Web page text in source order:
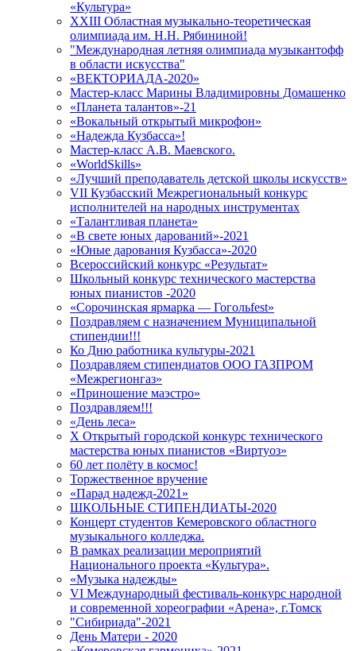
«Культура»
XXIII Областная музыкально-теоретическая
олимпиада им. Н.Н. Рябининой!
"Международная летняя олимпиада музыкантофф
в области искусства"
«ВЕКТОРИАДА-2020»
Мастер-класс Марины Владимировны Домашенко
«Планета талантов»-21
«Вокальный открытый микрофон»
«Надежда Кузбасса»!
Мастер-класс А.В. Маевского.
«WorldSkills»
«Лучший преподаватель детской школы искусств»
VII Кузбасский Межрегиональный конкурс
исполнителей на народных инструментах
«Талантливая планета»
«В свете юных дарований»-2021
«Юные дарования Кузбасса»-2020
Всероссийский конкурс «Результат»
Школьный конкурс технического мастерства
юных пианистов -2020
«Сорочинская ярмарка — Гогольfest»
Поздравляем с назначением Муниципальной
стипендии!!!
Ко Дню работника культуры-2021
Поздравляем стипендиатов ООО ГАЗПРОМ
«Межрегионгаз»
«Приношение маэстро»
Поздравляем!!!
«День леса»
X Открытый городской конкурс технического
мастерства юных пианистов «Виртуоз»
60 лет полёту в космос!
Торжественное вручение
«Парад надежд-2021»
ШКОЛЬНЫЕ СТИПЕНДИАТЫ-2020
Концерт студентов Кемеровского областного
музыкального колледжа.
В рамках реализации мероприятий
Национального проекта «Культура».
«Музыка надежды»
VI Международный фестиваль-конкурс народной
и современной хореографии «Арена», г.Томск
"Сибириада"-2021
День Матери - 2020